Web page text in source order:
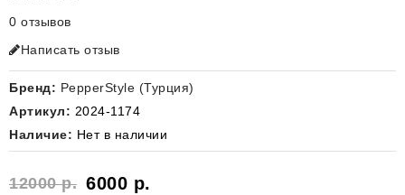
0 отзывов
Написать отзыв
Бренд: PepperStyle (Турция)
Артикул: 2024-1174
Наличие: Нет в наличии
12000 р. 6000 р.